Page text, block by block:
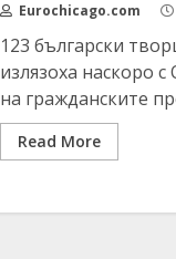
Eurochicago.com
123 български
излязоха наскоро
на гражданските
Read More